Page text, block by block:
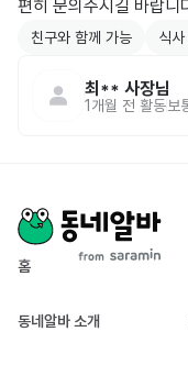
친구와 함께 가능 식
최** 사장님
1개월 전 활동보
홈
동네알바 소개